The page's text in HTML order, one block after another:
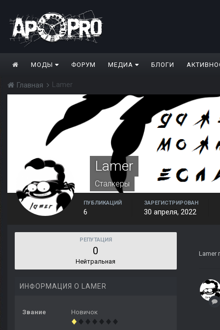
МОДЫ ФОРУМ МЕДИА БЛОГИ
Главная Lamer
Lamer
Сталкеры
ПУБЛИКАЦИЙ
6
ЗАРЕГИСТРИРОВАН
30 апреля, 2022
РЕПУТАЦИЯ
0
Нейтральная
ИНФОРМАЦИЯ О LAMER
Звание Новичок
Lamer